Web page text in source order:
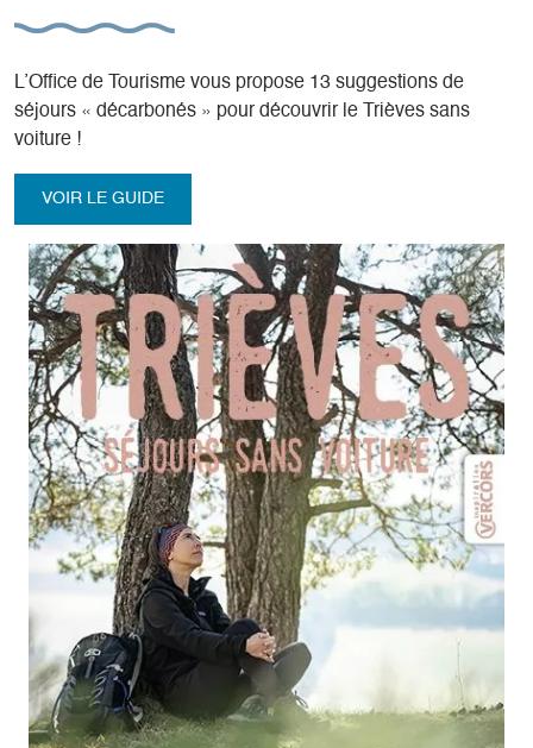
L’Office de Tourisme vous propose 13 suggestions de
séjours « décarbonés » pour découvrir le Trièves sans
voiture !
VOIR LE GUIDE